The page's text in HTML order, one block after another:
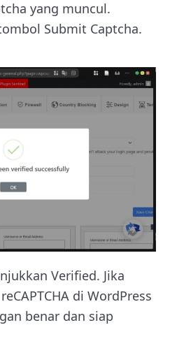
yang muncul.
Submit Captcha.
Verified. Jika
di WordPress
benar dan siap